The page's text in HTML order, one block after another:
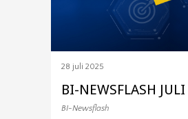
28 juli 2025
BI-NEWSFLASH
BI-Newsflash